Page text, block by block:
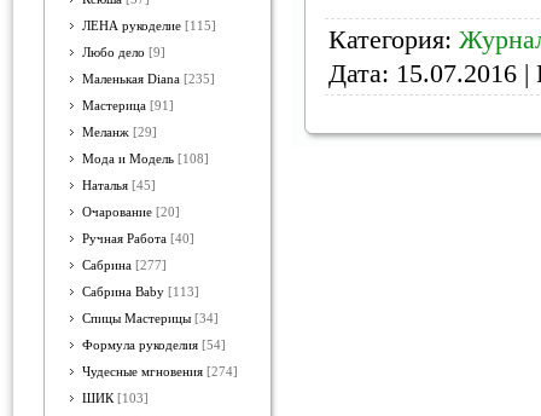
ЛЕНА рукоделие [115]
Любо дело [9]
Маленькая Diana [235]
Мастерица [91]
Меланж [29]
Мода и Модель [108]
Наталья [45]
Очарование [20]
Ручная Работа [40]
Сабрина [277]
Сабрина Baby [113]
Спицы Мастерицы [34]
Формула рукоделия [54]
Чудесные мгновения [274]
ШИК [103]
Категория:
Дата: 15.07.2016 |